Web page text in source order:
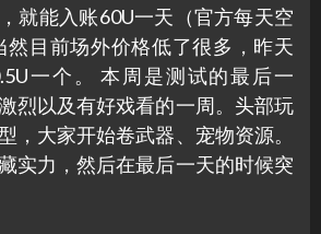
就能入账60U一天（官方每天空
然目前场外价格低了很多，昨天
一个。 本周是测试的最后一
烈以及有好戏看的一周。头部玩
，大家开始卷武器、宠物资源。
实力，然后在最后一天的时候突